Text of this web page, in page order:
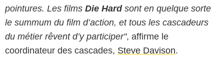
pointures. Les films Die Hardsont en quelque sorte
le summum du film d’action, et tous les cascadeurs
du métier rêvent d’y participer", affirme le
coordinateur des cascades, Steve Davison.